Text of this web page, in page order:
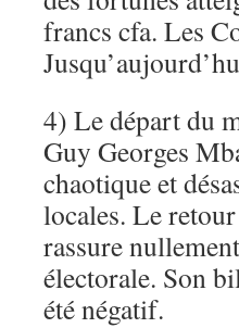
francs cfa. Les
4) Le départ du
Guy Georges
chaotique et
locales. Le
rassure
électorale. Son
été négatif.